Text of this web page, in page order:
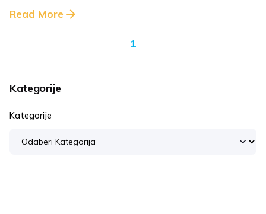
Read More
1
Kategorije
Kategorije